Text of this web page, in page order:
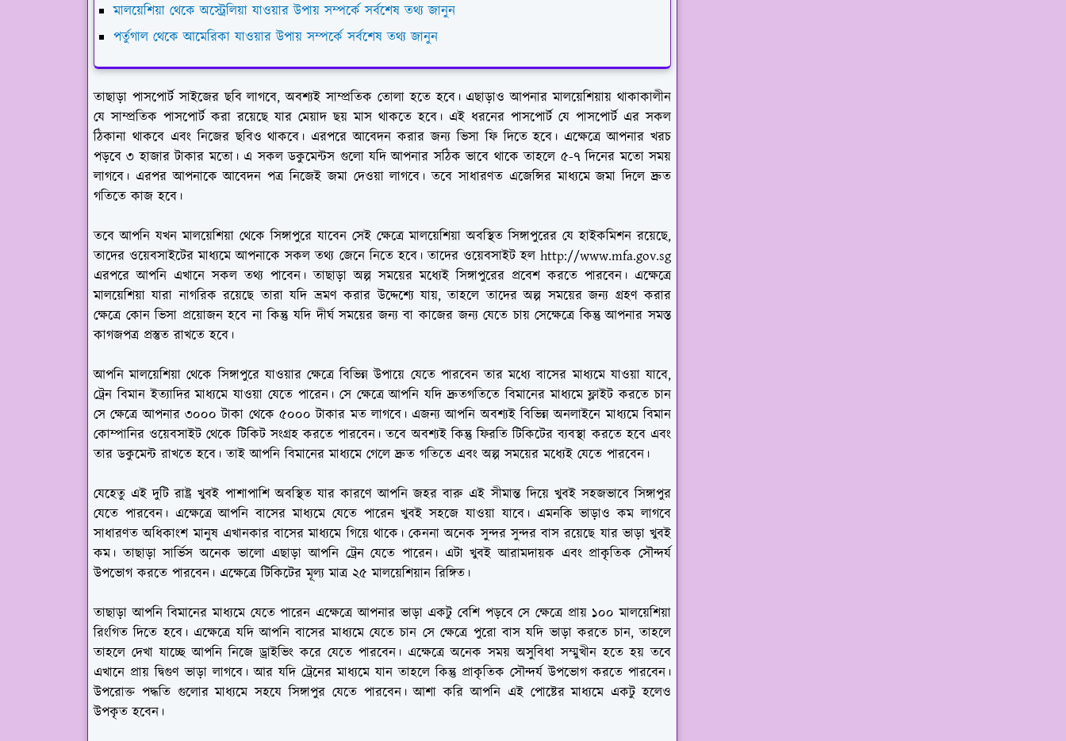
মালয়েশিয়া থেকে অস্ট্রেলিয়া যাওয়ার উপায় সম্পর্কে সর্বশেষ তথ্য জানুন
পর্তুগাল থেকে আমেরিকা যাওয়ার উপায় সম্পর্কে সর্বশেষ তথ্য জানুন
তাছাড়া পাসপোর্ট সাইজের ছবি লাগবে, অবশ্যই সাম্প্রতিক তোলা হতে হবে। এছাড়াও আপনার মালয়েশিয়ায় থাকাকালীন
যে সাম্প্রতিক পাসপোর্ট করা রয়েছে যার মেয়াদ ছয় মাস থাকতে হবে। এই ধরনের পাসপোর্ট যে পাসপোর্ট এর সকল
ঠিকানা থাকবে এবং নিজের ছবিও থাকবে। এরপরে আবেদন করার জন্য ভিসা ফি দিতে হবে। এক্ষেত্রে আপনার খরচ
পড়বে ৩ হাজার টাকার মতো। এ সকল ডকুমেন্টস গুলো যদি আপনার সঠিক ভাবে থাকে তাহলে ৫-৭ দিনের মতো সময়
লাগবে। এরপর আপনাকে আবেদন পত্র নিজেই জমা দেওয়া লাগবে। তবে সাধারণত এজেন্সির মাধ্যমে জমা দিলে দ্রুত
গতিতে কাজ হবে।
তবে আপনি যখন মালয়েশিয়া থেকে সিঙ্গাপুরে যাবেন সেই ক্ষেত্রে মালয়েশিয়া অবস্থিত সিঙ্গাপুরের যে হাইকমিশন রয়েছে,
তাদের ওয়েবসাইটের মাধ্যমে আপনাকে সকল তথ্য জেনে নিতে হবে। তাদের ওয়েবসাইট হল http://www.mfa.gov.sg
এরপরে আপনি এখানে সকল তথ্য পাবেন। তাছাড়া অল্প সময়ের মধ্যেই সিঙ্গাপুরের প্রবেশ করতে পারবেন। এক্ষেত্রে
মালয়েশিয়া যারা নাগরিক রয়েছে তারা যদি ভ্রমণ করার উদ্দেশ্যে যায়, তাহলে তাদের অল্প সময়ের জন্য গ্রহণ করার
ক্ষেত্রে কোন ভিসা প্রয়োজন হবে না কিন্তু যদি দীর্ঘ সময়ের জন্য বা কাজের জন্য যেতে চায় সেক্ষেত্রে কিন্তু আপনার সমস্ত
কাগজপত্র প্রস্তুত রাখতে হবে।
আপনি মালয়েশিয়া থেকে সিঙ্গাপুরে যাওয়ার ক্ষেত্রে বিভিন্ন উপায়ে যেতে পারবেন তার মধ্যে বাসের মাধ্যমে যাওয়া যাবে,
ট্রেন বিমান ইত্যাদির মাধ্যমে যাওয়া যেতে পারেন। সে ক্ষেত্রে আপনি যদি দ্রুতগতিতে বিমানের মাধ্যমে ফ্লাইট করতে চান
সে ক্ষেত্রে আপনার ৩০০০ টাকা থেকে ৫০০০ টাকার মত লাগবে। এজন্য আপনি অবশ্যই বিভিন্ন অনলাইনে মাধ্যমে বিমান
কোম্পানির ওয়েবসাইট থেকে টিকিট সংগ্রহ করতে পারবেন। তবে অবশ্যই কিন্তু ফিরতি টিকিটের ব্যবস্থা করতে হবে এবং
তার ডকুমেন্ট রাখতে হবে। তাই আপনি বিমানের মাধ্যমে গেলে দ্রুত গতিতে এবং অল্প সময়ের মধ্যেই যেতে পারবেন।
যেহেতু এই দুটি রাষ্ট্র খুবই পাশাপাশি অবস্থিত যার কারণে আপনি জহর বারু এই সীমান্ত দিয়ে খুবই সহজভাবে সিঙ্গাপুর
যেতে পারবেন। এক্ষেত্রে আপনি বাসের মাধ্যমে যেতে পারেন খুবই সহজে যাওয়া যাবে। এমনকি ভাড়াও কম লাগবে
সাধারণত অধিকাংশ মানুষ এখানকার বাসের মাধ্যমে গিয়ে থাকে। কেননা অনেক সুন্দর সুন্দর বাস রয়েছে যার ভাড়া খুবই
কম। তাছাড়া সার্ভিস অনেক ভালো এছাড়া আপনি ট্রেন যেতে পারেন। এটা খুবই আরামদায়ক এবং প্রাকৃতিক সৌন্দর্য
উপভোগ করতে পারবেন। এক্ষেত্রে টিকিটের মূল্য মাত্র ২৫ মালয়েশিয়ান রিঙ্গিত।
তাছাড়া আপনি বিমানের মাধ্যমে যেতে পারেন এক্ষেত্রে আপনার ভাড়া একটু বেশি পড়বে সে ক্ষেত্রে প্রায় ১০০ মালয়েশিয়া
রিংগিত দিতে হবে। এক্ষেত্রে যদি আপনি বাসের মাধ্যমে যেতে চান সে ক্ষেত্রে পুরো বাস যদি ভাড়া করতে চান, তাহলে
তাহলে দেখা যাচ্ছে আপনি নিজে ড্রাইভিং করে যেতে পারবেন। এক্ষেত্রে অনেক সময় অসুবিধা সম্মুখীন হতে হয় তবে
এখানে প্রায় দ্বিগুণ ভাড়া লাগবে। আর যদি ট্রেনের মাধ্যমে যান তাহলে কিন্তু প্রাকৃতিক সৌন্দর্য উপভোগ করতে পারবেন।
উপরোক্ত পদ্ধতি গুলোর মাধ্যমে সহযে সিঙ্গাপুর যেতে পারবেন। আশা করি আপনি এই পোষ্টের মাধ্যমে একটু হলেও
উপকৃত হবেন।